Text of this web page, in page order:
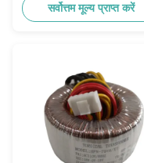
सर्वोत्तम मूल्य प्राप्त करें